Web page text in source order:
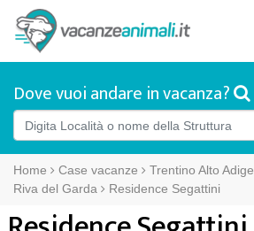
Dove vuoi andare in vacanza?
Home Case vacanze Trentino Alto Adige
Riva del Garda
Residence Segattini